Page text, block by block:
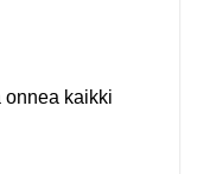
onnea kaikki